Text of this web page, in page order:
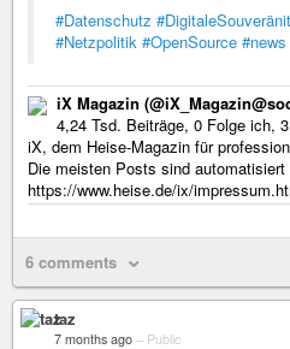
#Datenschutz
#Netzpolitik #OpenSource #news
iX Magazin
4,24 Tsd. Beiträge, 0 Folge ich,
iX, dem Heise-Magazin für
Die meisten Posts sind automatisiert
https://www.heise.de/ix/
6 comments
taz
7 months ago – Public